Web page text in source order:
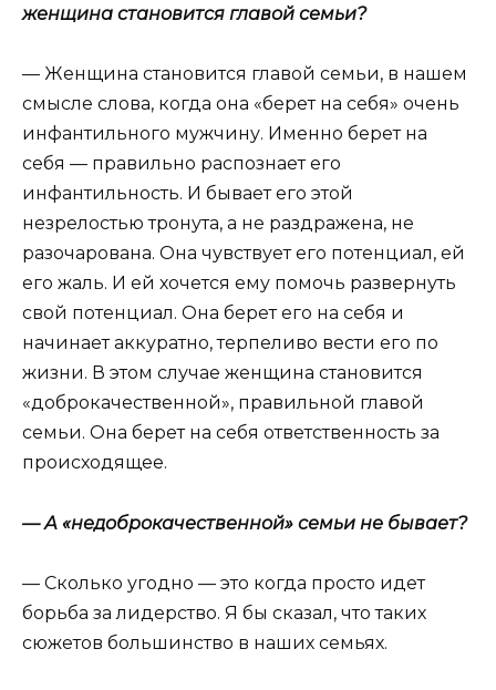
женщина становится главой семьи?
— Женщина становится главой семьи, в нашем
смысле слова, когда она «берет на себя» очень
инфантильного мужчину. Именно берет на
себя — правильно распознает его
инфантильность. И бывает его этой
незрелостью тронута, а не раздражена, не
разочарована. Она чувствует его потенциал, ей
его жаль. И ей хочется ему помочь развернуть
свой потенциал. Она берет его на себя и
начинает аккуратно, терпеливо вести его по
жизни. В этом случае женщина становится
«доброкачественной», правильной главой
семьи. Она берет на себя ответственность за
происходящее.
— А «недоброкачественной» семьи не бывает?
— Сколько угодно — это когда просто идет
борьба за лидерство. Я бы сказал, что таких
сюжетов большинство в наших семьях.